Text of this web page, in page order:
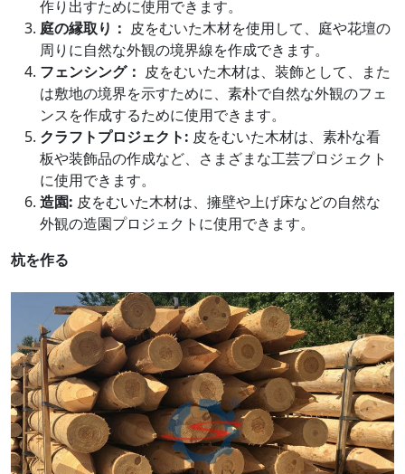
作り出すために使用できます。
庭の縁取り： 皮をむいた木材を使用して、庭や花壇の
周りに自然な外観の境界線を作成できます。
フェンシング： 皮をむいた木材は、装飾として、また
は敷地の境界を示すために、素朴で自然な外観のフェ
ンスを作成するために使用できます。
クラフトプロジェクト: 皮をむいた木材は、素朴な看
板や装飾品の作成など、さまざまな工芸プロジェクト
に使用できます。
造園: 皮をむいた木材は、擁壁や上げ床などの自然な
外観の造園プロジェクトに使用できます。
杭を作る